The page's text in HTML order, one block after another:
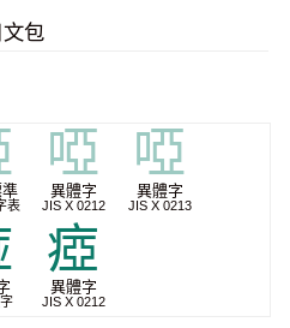
文包
表
啞
異體字
JIS X 0212
啞
異體字
JIS X 0213
瘂
異體字
JIS X 0212